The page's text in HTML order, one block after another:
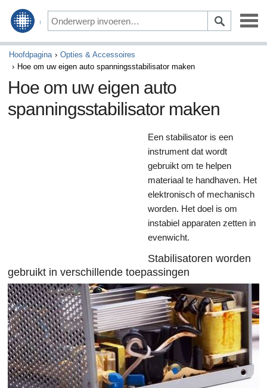
Onderhoud & Reparatie
Opties & Accessoires
Auto financiering & Verzekering
Wetenschap & Natuur
Hoofdpagina
Opties & Accessoires
Hoe om uw eigen auto spanningsstabilisator maken
Hoe om uw eigen auto
spanningsstabilisator maken
Een stabilisator is een
instrument dat wordt
gebruikt om te helpen
materiaal te handhaven. Het
elektronisch of mechanisch
worden. Het doel is om
instabiel apparaten zetten in
evenwicht.
Stabilisatoren worden
gebruikt in verschillende toepassingen